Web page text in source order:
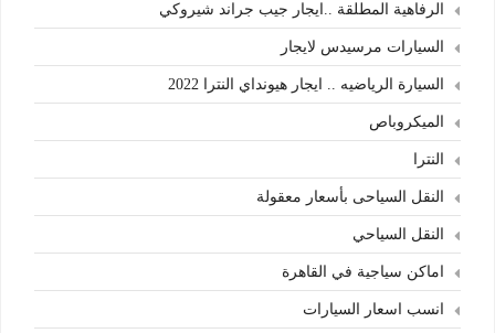
الرفاهية المطلقة ..ايجار جيب جراند شيروكي
السيارات مرسيدس لايجار
السيارة الرياضيه .. ايجار هيونداي النترا 2022
الميكروباص
النترا
النقل السياحى بأسعار معقولة
النقل السياحي
اماكن سياجية في القاهرة
انسب اسعار السيارات